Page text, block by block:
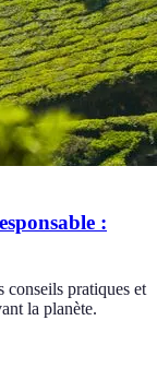
:
conseils pratiques et
la planète.